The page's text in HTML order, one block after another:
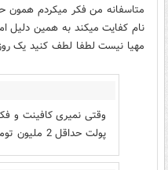
متاسفانه من فکر میکردم همون
نام کفایت میکند به همین دلیل
مهیا نیست لطفا لطف کنید یک
وقتی نمیری کافینت و
پولت حداقل 2 ملیون تومنه مگه چقد میخواستی کارمزد بدی